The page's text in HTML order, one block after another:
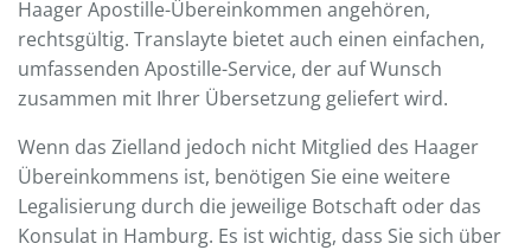
Haager Apostille-Übereinkommen angehören,
rechtsgültig. Translayte bietet auch einen einfachen,
umfassenden Apostille-Service, der auf Wunsch
zusammen mit Ihrer Übersetzung geliefert wird.
Wenn das Zielland jedoch nicht Mitglied des Haager
Übereinkommens ist, benötigen Sie eine weitere
Legalisierung durch die jeweilige Botschaft oder das
Konsulat in Hamburg. Es ist wichtig, dass Sie sich über